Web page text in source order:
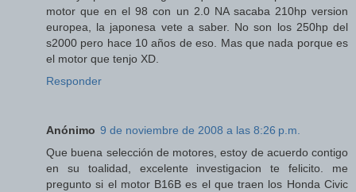
motor que en el 98 con un 2.0 NA sacaba 210hp version
europea, la japonesa vete a saber. No son los 250hp del
s2000 pero hace 10 años de eso. Mas que nada porque es
el motor que tenjo XD.
Responder
Anónimo 9 de noviembre de 2008 a las 8:26 p.m.
Que buena selección de motores, estoy de acuerdo contigo
en su toalidad, excelente investigacion te felicito. me
pregunto si el motor B16B es el que traen los Honda Civic